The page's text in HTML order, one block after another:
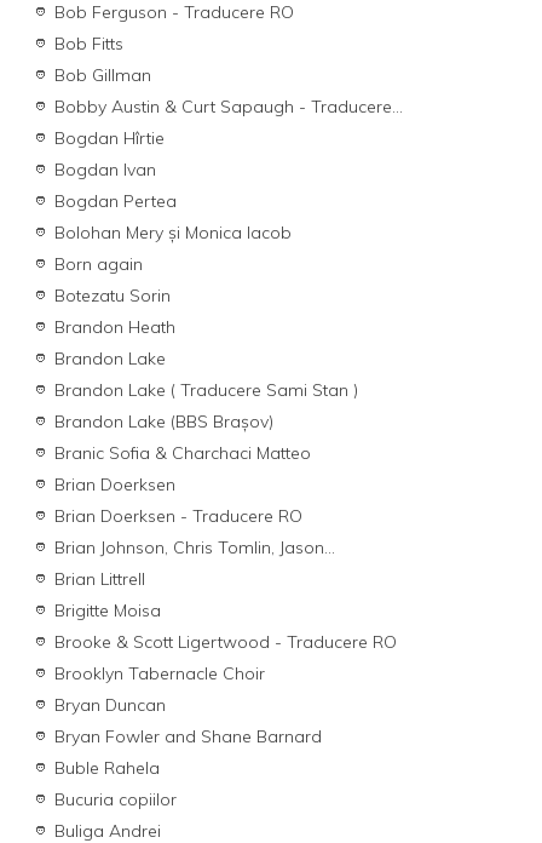
Bob Ferguson - Traducere RO
Bob Fitts
Bob Gillman
Bobby Austin & Curt Sapaugh - Traducere...
Bogdan Hîrtie
Bogdan Ivan
Bogdan Pertea
Bolohan Mery și Monica Iacob
Born again
Botezatu Sorin
Brandon Heath
Brandon Lake
Brandon Lake ( Traducere Sami Stan )
Brandon Lake (BBS Brașov)
Branic Sofia & Charchaci Matteo
Brian Doerksen
Brian Doerksen - Traducere RO
Brian Johnson, Chris Tomlin, Jason...
Brian Littrell
Brigitte Moisa
Brooke & Scott Ligertwood - Traducere RO
Brooklyn Tabernacle Choir
Bryan Duncan
Bryan Fowler and Shane Barnard
Buble Rahela
Bucuria copiilor
Buliga Andrei